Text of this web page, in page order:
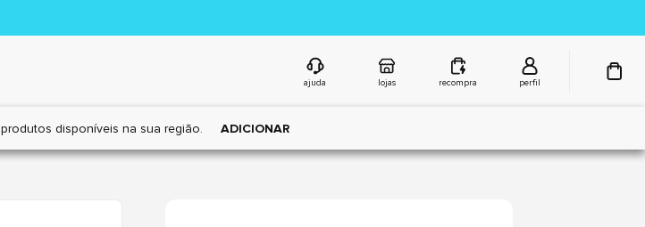
ajuda lojas recompra perfil
produtos disponíveis na sua região. ADICIONAR